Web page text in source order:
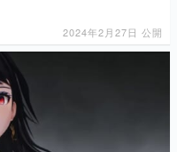
2024年2月27日 公開